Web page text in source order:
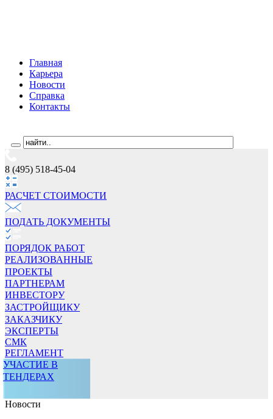
Главная
Карьера
Новости
Справка
Контакты
8 (495) 518-45-04
РАСЧЕТ СТОИМОCТИ
ПОДАТЬ ДОКУМЕНТЫ
ПОРЯДОК РАБОТ
РЕАЛИЗОВАННЫЕ
ПРОЕКТЫ
ПАРТНЕРАМ
ИНВЕСТОРУ
ЗАСТРОЙЩИКУ
ЗАКАЗЧИКУ
ЭКСПЕРТЫ
СМК
РЕГЛАМЕНТ
УЧАСТИЕ В
ТЕНДЕРАХ
Новости